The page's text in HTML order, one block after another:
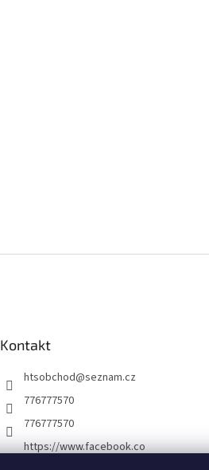
Kontakt
htsobchod@seznam.cz
776777570
776777570
https://www.facebook.co